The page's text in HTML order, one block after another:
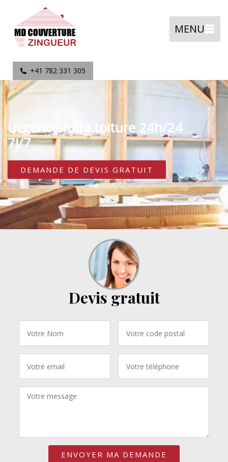
MENU
+41 782 331 305
Urgence fuite toiture 24h/24
7j/7
DEMANDE DE DEVIS GRATUIT
Devis gratuit